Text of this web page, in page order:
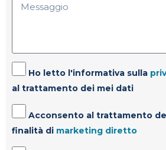
Ho letto l'informativa sulla
al trattamento dei mei dati
Acconsento al trattamento
finalità di marketing diretto